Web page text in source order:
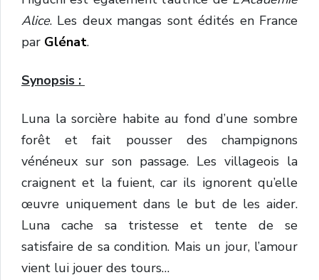
Alice. Les deux mangas sont édités en France
par Glénat.
Synopsis :
Luna la sorcière habite au fond d’une sombre
forêt et fait pousser des champignons
vénéneux sur son passage. Les villageois la
craignent et la fuient, car ils ignorent qu’elle
œuvre uniquement dans le but de les aider.
Luna cache sa tristesse et tente de se
satisfaire de sa condition. Mais un jour, l’amour
vient lui jouer des tours…